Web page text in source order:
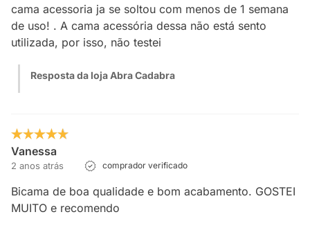
cama acessoria ja se soltou com menos de 1 semana
de uso! . A cama acessória dessa não está sento
utilizada, por isso, não testei
Resposta da loja Abra Cadabra
Vanessa
2 anos atrás comprador verificado
Bicama de boa qualidade e bom acabamento. GOSTEI
MUITO e recomendo